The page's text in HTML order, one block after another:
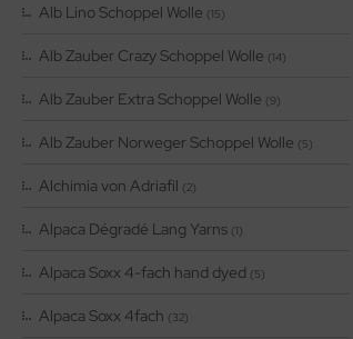
Alb Lino Schoppel Wolle (15)
Alb Zauber Crazy Schoppel Wolle (14)
Alb Zauber Extra Schoppel Wolle (9)
Alb Zauber Norweger Schoppel Wolle (5)
Alchimia von Adriafil (2)
Alpaca Dégradé Lang Yarns (1)
Alpaca Soxx 4-fach hand dyed (5)
Alpaca Soxx 4fach (32)